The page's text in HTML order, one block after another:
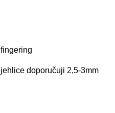
fingering
jehlice doporučuji 2,5-3mm